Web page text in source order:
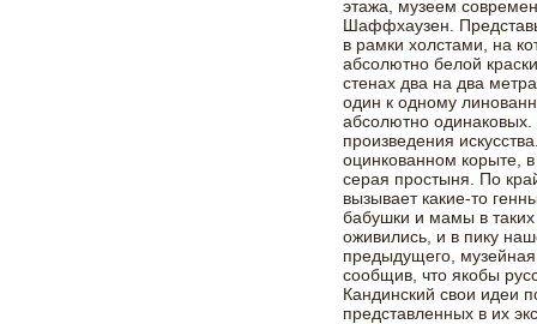
этажа, музеем
Шаффхаузен.
в рамки холстами, на
абсолютно белой
стенах два на два
один к одному
абсолютно одинаковых.
произведения
оцинкованном корыте,
серая простыня. По
вызывает какие-то
бабушки и мамы в
оживились, и в пику
предыдущего,
сообщив, что якобы
Кандинский свои идеи
представленных в их